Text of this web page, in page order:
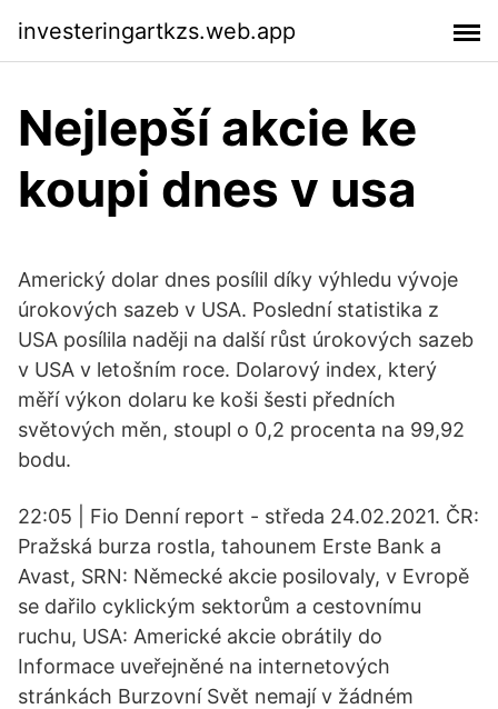
investeringartkzs.web.app
Nejlepší akcie ke
koupi dnes v usa
Americký dolar dnes posílil díky výhledu vývoje
úrokových sazeb v USA. Poslední statistika z
USA posílila naději na další růst úrokových sazeb
v USA v letošním roce. Dolarový index, který
měří výkon dolaru ke koši šesti předních
světových měn, stoupl o 0,2 procenta na 99,92
bodu.
22:05 | Fio Denní report - středa 24.02.2021. ČR:
Pražská burza rostla, tahounem Erste Bank a
Avast, SRN: Německé akcie posilovaly, v Evropě
se dařilo cyklickým sektorům a cestovnímu
ruchu, USA: Americké akcie obrátily do
Informace uveřejněné na internetových
stránkách Burzovní Svět nemají v žádném